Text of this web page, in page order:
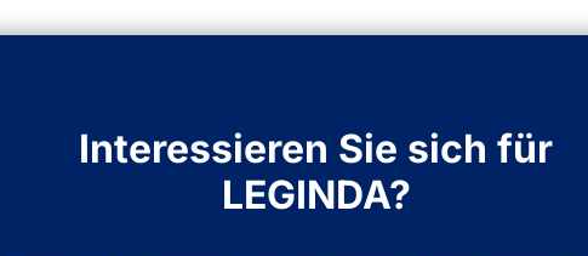
Interessieren Sie sich für
LEGINDA?